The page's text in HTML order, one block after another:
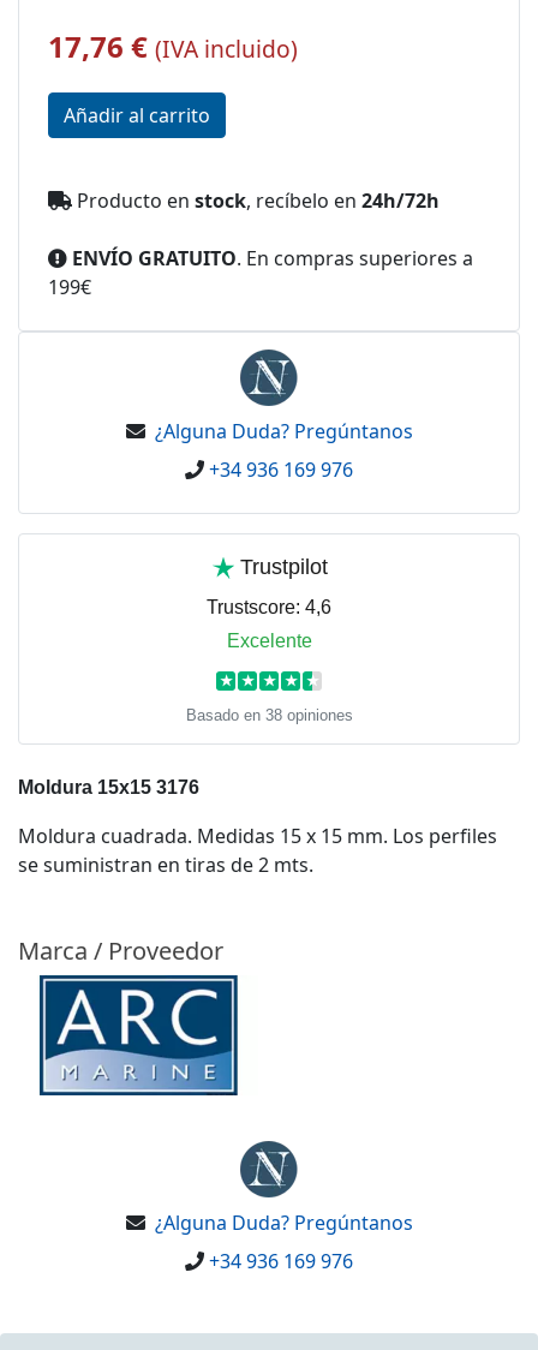
17,76 € (IVA incluido)
Producto en stock, recíbelo en 24h/72h
ENVÍO GRATUITO. En compras superiores a
199€
¿Alguna Duda? Pregúntanos
+34 936 169 976
Trustpilot
Trustscore: 4,6
Excelente
★ ★ ★ ★ ★
Basado en 38 opiniones
Moldura 15x15 3176
Moldura cuadrada. Medidas 15 x 15 mm. Los perfiles
se suministran en tiras de 2 mts.
Marca / Proveedor
¿Alguna Duda? Pregúntanos
+34 936 169 976